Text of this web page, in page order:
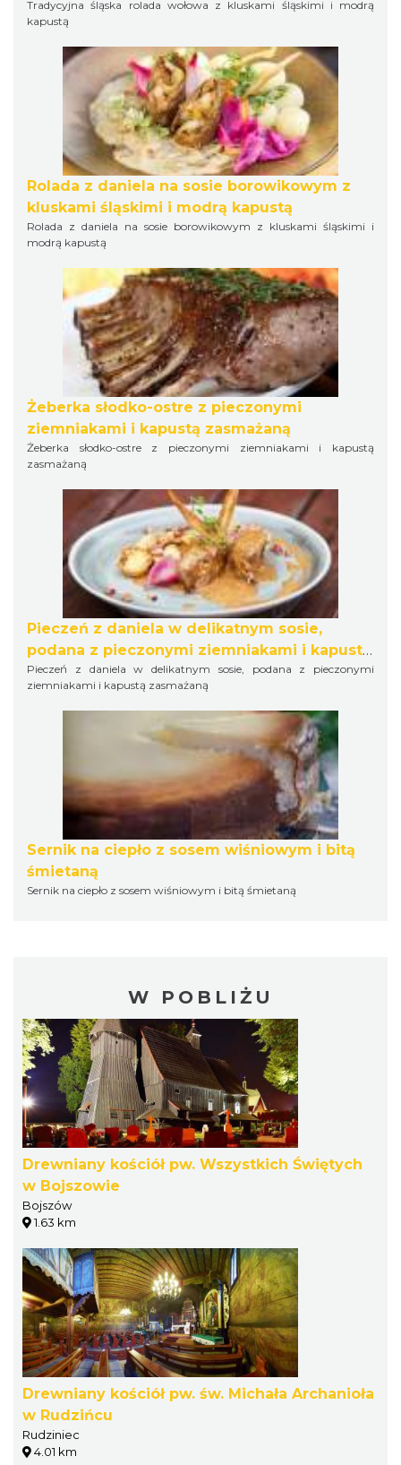
Tradycyjna śląska rolada wołowa z kluskami śląskimi i modrą
kapustą
Rolada z daniela na sosie borowikowym z
kluskami śląskimi i modrą kapustą
Rolada z daniela na sosie borowikowym z kluskami śląskimi i
modrą kapustą
Żeberka słodko-ostre z pieczonymi
ziemniakami i kapustą zasmażaną
Żeberka słodko-ostre z pieczonymi ziemniakami i kapustą
zasmażaną
Pieczeń z daniela w delikatnym sosie,
podana z pieczonymi ziemniakami i kapustą
zasmażaną
Pieczeń z daniela w delikatnym sosie, podana z pieczonymi
ziemniakami i kapustą zasmażaną
Sernik na ciepło z sosem wiśniowym i bitą
śmietaną
Sernik na ciepło z sosem wiśniowym i bitą śmietaną
W POBLIŻU
Drewniany kościół pw. Wszystkich Świętych
w Bojszowie
Bojszów
1.63 km
Drewniany kościół pw. św. Michała Archanioła
w Rudzińcu
Rudziniec
4.01 km